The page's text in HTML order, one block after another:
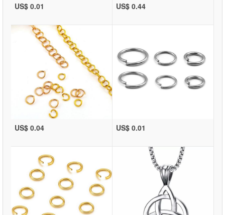
US$ 0.01 US$ 0.44
US$ 0.04 US$ 0.01